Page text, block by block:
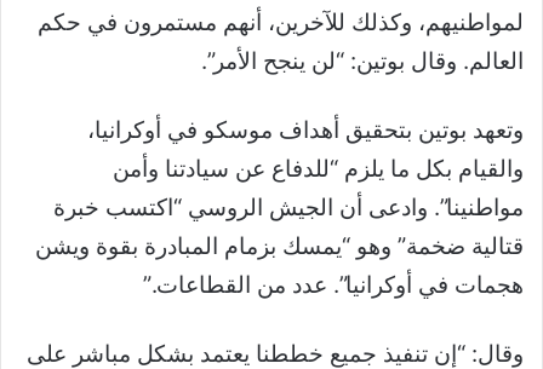
لمواطنيهم، وكذلك للآخرين، أنهم مستمرون في حكم
العالم. وقال بوتين: “لن ينجح الأمر”.
وتعهد بوتين بتحقيق أهداف موسكو في أوكرانيا،
والقيام بكل ما يلزم “للدفاع عن سيادتنا وأمن
مواطنينا”. وادعى أن الجيش الروسي “اكتسب خبرة
قتالية ضخمة” وهو “يمسك بزمام المبادرة بقوة ويشن
هجمات في أوكرانيا”. عدد من القطاعات.”
وقال: “إن تنفيذ جميع خططنا يعتمد بشكل مباشر على